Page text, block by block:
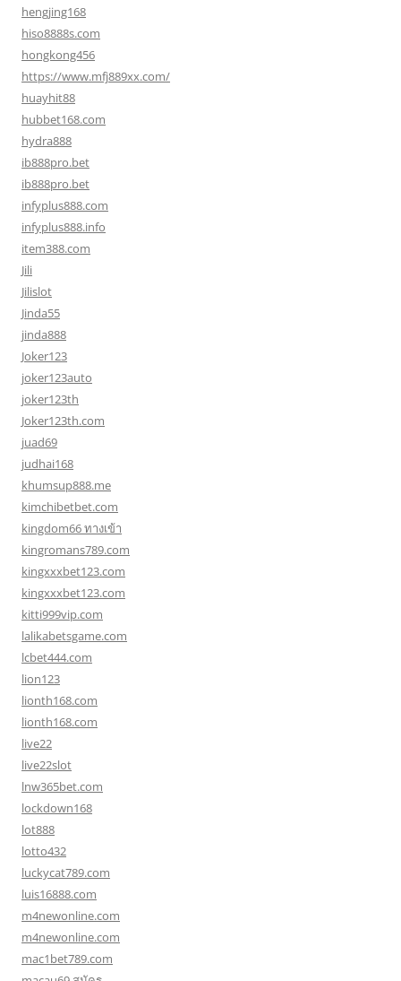
hengjing168
hiso8888s.com
hongkong456
https://www.mfj889xx.com/
huayhit88
hubbet168.com
hydra888
ib888pro.bet
ib888pro.bet
infyplus888.com
infyplus888.info
item388.com
Jili
Jilislot
Jinda55
jinda888
Joker123
joker123auto
joker123th
Joker123th.com
juad69
judhai168
khumsup888.me
kimchibetbet.com
kingdom66 ทางเข้า
kingromans789.com
kingxxxbet123.com
kingxxxbet123.com
kitti999vip.com
lalikabetsgame.com
lcbet444.com
lion123
lionth168.com
lionth168.com
live22
live22slot
lnw365bet.com
lockdown168
lot888
lotto432
luckycat789.com
luis16888.com
m4newonline.com
m4newonline.com
mac1bet789.com